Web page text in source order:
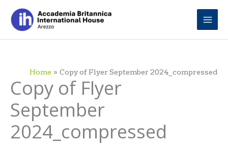
content
Home Copy of Flyer September 2024_compressed
Copy of Flyer
September
2024_compressed